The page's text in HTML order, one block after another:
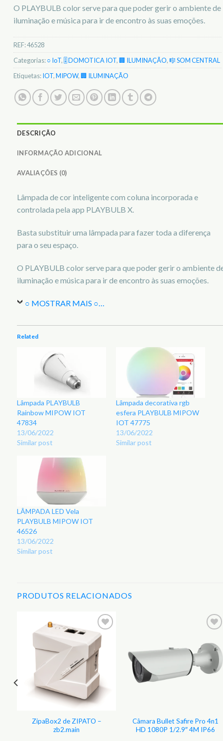
O PLAYBULB color serve para que poder gerir o ambiente de
iluminação e música para ir de encontro às suas emoções.
REF:46528
Categorias:○ IoT,🎚️ DOMOTICA IOT,🏢 ILUMINAÇÃO,🎼 SOM CENTRAL
Etiquetas:IOT,MIPOW,🏢 ILUMINAÇÃO
DESCRIÇÃO
INFORMAÇÃO ADICIONAL
AVALIAÇÕES (0)
Lâmpada de cor inteligente com coluna incorporada e
controlada pela app PLAYBULB X.
Basta substituir uma lâmpada para fazer toda a diferença
para o seu espaço.
O PLAYBULB color serve para que poder gerir o ambiente
iluminação e música para ir de encontro às suas emoções.
○ MOSTRAR MAIS ○
Related
Lâmpada PLAYBULB
Rainbow MIPOW IOT
47834
13/06/2022
Similar post
Lâmpada decorativa rgb
esfera PLAYBULB MIPOW
IOT 47775
13/06/2022
Similar post
LÂMPADA LED Vela
PLAYBULB MIPOW IOT
46526
13/06/2022
Similar post
PRODUTOS RELACIONADOS
Adicionar
aos
Favoritos
ZipaBox2 de ZIPATO –
zb2.main
aos
Favoritos
Câmara Bullet Safire Pro 4n1
HD 1080P 1/2.9″ 4M IP66